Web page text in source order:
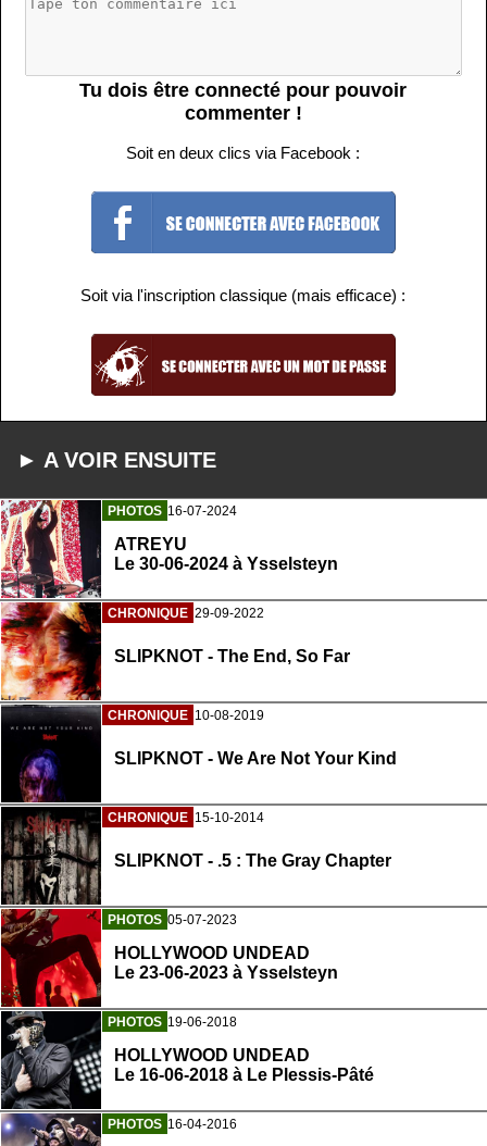
Tu dois être connecté pour pouvoir
commenter !
Soit en deux clics via Facebook :
Soit via l'inscription classique (mais efficace) :
► A VOIR ENSUITE
PHOTOS 16-07-2024
ATREYU
Le 30-06-2024 à Ysselsteyn
CHRONIQUE 29-09-2022
SLIPKNOT - The End, So Far
CHRONIQUE 10-08-2019
SLIPKNOT - We Are Not Your Kind
CHRONIQUE 15-10-2014
SLIPKNOT - .5 : The Gray Chapter
PHOTOS 05-07-2023
HOLLYWOOD UNDEAD
Le 23-06-2023 à Ysselsteyn
PHOTOS 19-06-2018
HOLLYWOOD UNDEAD
Le 16-06-2018 à Le Plessis-Pâté
PHOTOS 16-04-2016